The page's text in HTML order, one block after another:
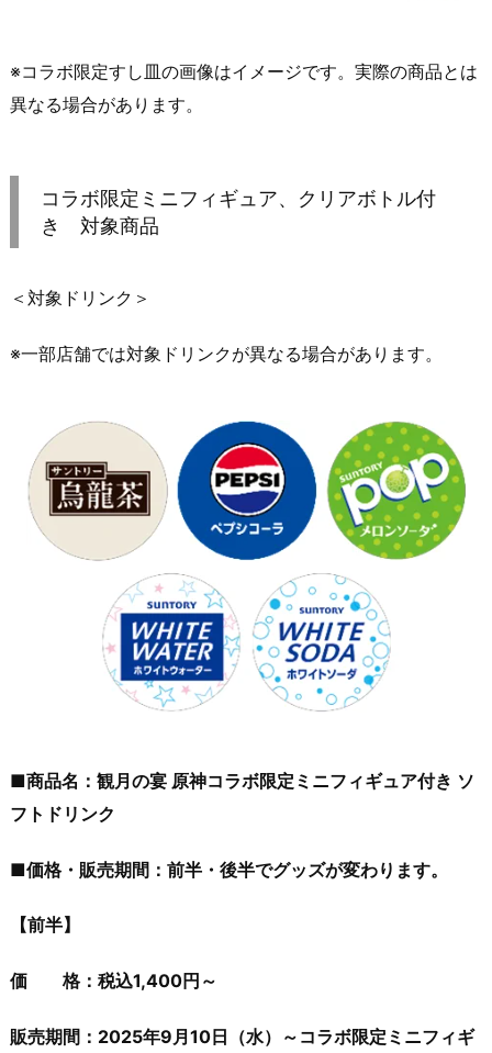
※コラボ限定すし皿の画像はイメージです。実際の商品とは
異なる場合があります。
コラボ限定ミニフィギュア、クリアボトル付
き 対象商品
＜対象ドリンク＞
※一部店舗では対象ドリンクが異なる場合があります。
■商品名：観月の宴 原神コラボ限定ミニフィギュア付き ソ
フトドリンク
■価格・販売期間：前半・後半でグッズが変わります。
【前半】
価 格：税込1,400円～
販売期間：2025年9月10日（水）～コラボ限定ミニフィギ